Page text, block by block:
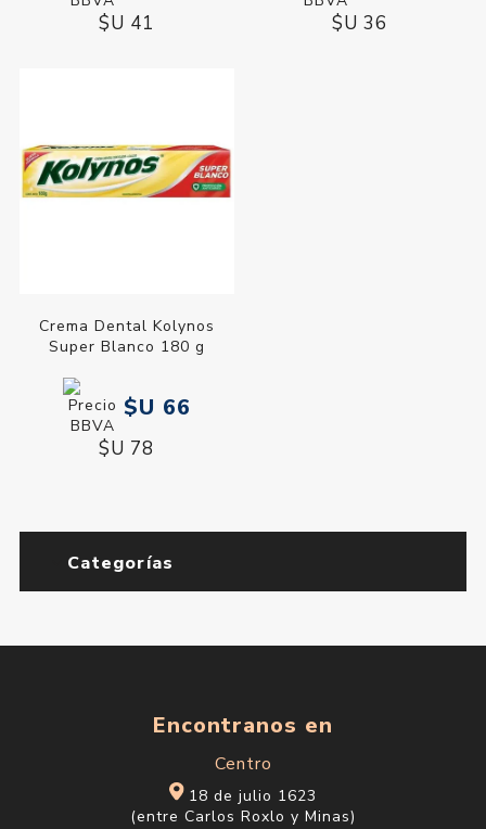
$U 41 $U 36
Crema Dental Kolynos
Super Blanco 180 g
$U 66
$U 78
Categorías
Encontranos en
Centro
18 de julio 1623
(entre Carlos Roxlo y Minas)